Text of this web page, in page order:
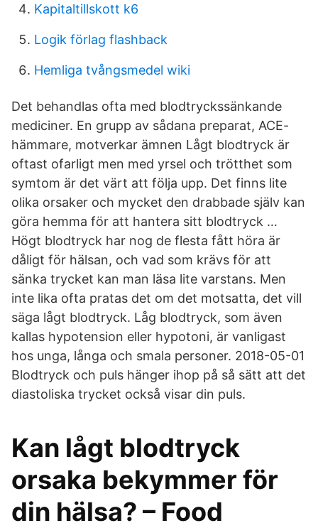
Kapitaltillskott k6
Logik förlag flashback
Hemliga tvångsmedel wiki
Det behandlas ofta med blodtryckssänkande
mediciner. En grupp av sådana preparat, ACE-
hämmare, motverkar ämnen Lågt blodtryck är
oftast ofarligt men med yrsel och trötthet som
symtom är det värt att följa upp. Det finns lite
olika orsaker och mycket den drabbade själv kan
göra hemma för att hantera sitt blodtryck …
Högt blodtryck har nog de flesta fått höra är
dåligt för hälsan, och vad som krävs för att
sänka trycket kan man läsa lite varstans. Men
inte lika ofta pratas det om det motsatta, det vill
säga lågt blodtryck. Låg blodtryck, som även
kallas hypotension eller hypotoni, är vanligast
hos unga, långa och smala personer. 2018-05-01
Blodtryck och puls hänger ihop på så sätt att det
diastoliska trycket också visar din puls.
Kan lågt blodtryck
orsaka bekymmer för
din hälsa? – Food